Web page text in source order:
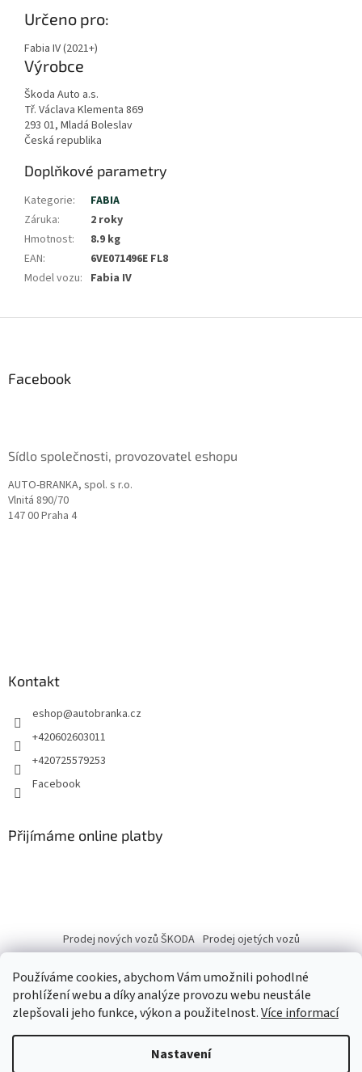
Používáme cookies, abychom Vám umožnili pohodlné
prohlížení webu a díky analýze provozu webu neustále
zlepšovali jeho funkce, výkon a použitelnost.Více informací
Nastavení
méně
Určeno pro:
Fabia IV (2021+)
Výrobce
Škoda Auto a.s.
Tř. Václava Klementa 869
293 01, Mladá Boleslav
Česká republika
Doplňkové parametry
Kategorie:
FABIA
Záruka:
2 roky
Hmotnost:
8.9 kg
EAN:
6VE071496E FL8
Model vozu: Fabia IV
Facebook
Sídlo společnosti, provozovatel eshopu
AUTO-BRANKA, spol. s r.o.
Vlnitá 890/70
147 00 Praha 4
Kontakt
eshop@autobranka.cz
+420602603011
+420725579253
Facebook
Přijímáme online platby
Prodej nových vozů ŠKODA Prodej ojetých vozů